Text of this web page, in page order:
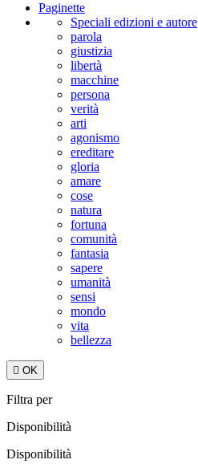
Paginette
Speciali edizioni e autore
parola
giustizia
libertà
macchine
persona
verità
arti
agonismo
ereditare
gloria
amare
cose
natura
fortuna
comunità
fantasia
sapere
umanità
sensi
mondo
vita
bellezza
 OK
Filtra per
Disponibilità
Disponibilità